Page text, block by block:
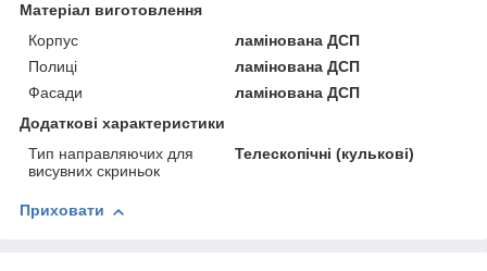
Матеріал виготовлення
Корпус
ламінована ДСП
Полиці
ламінована ДСП
Фасади
ламінована ДСП
Додаткові характеристики
Тип направляючих для
висувних скриньок
Телескопічні (кулькові)
Приховати